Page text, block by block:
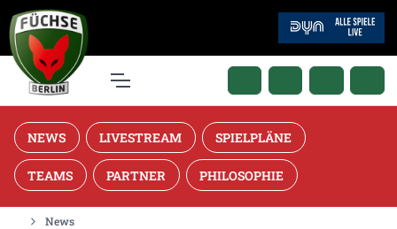
NEWS LIVESTREAM SPIELPLÄNE
TEAMS PARTNER PHILOSOPHIE
News